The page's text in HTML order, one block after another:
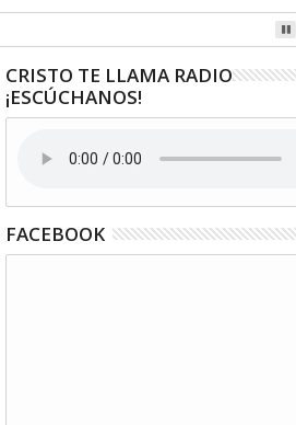
CRISTO TE LLAMA RADIO
¡ESCÚCHANOS!
FACEBOOK